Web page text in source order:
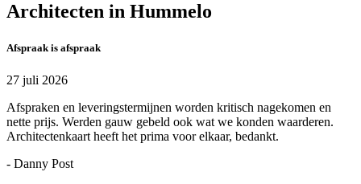
Architecten in Hummelo
Afspraak is afspraak
27 juli 2026
Afspraken en leveringstermijnen worden kritisch nagekomen en
nette prijs. Werden gauw gebeld ook wat we konden waarderen.
Architectenkaart heeft het prima voor elkaar, bedankt.
- Danny Post